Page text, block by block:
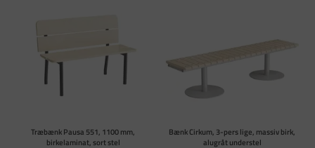
Træbænk Pausa 551, 1100 mm,
birkelaminat, sort stel
Bænk Cirkum, 3-pers lige, massiv birk,
alugråt understel